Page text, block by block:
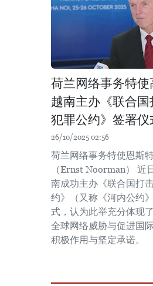
荷兰网络事务特使
越南主办《联合国
犯罪公约》签署仪
26/10/2025 02:56
荷兰网络事务特使恩斯
（Ernst Noorman） 近
南成功主办《联合国打
约》（又称《河内公约
式，认为此举充分体现
全球网络威胁与促进国
积极作用与坚定承诺。